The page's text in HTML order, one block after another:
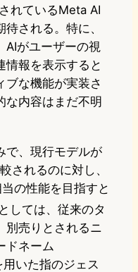
れているMeta AI
される。特に、
AIがユーザーの視
情報を表示すると
ブな機能が実装さ
な内容はまだ不明
で、現行モデルが
されるのに対し、
の性能を目指すと
しては、従来のタ
別売りとされるニ
ドネーム
用いた指のジェス